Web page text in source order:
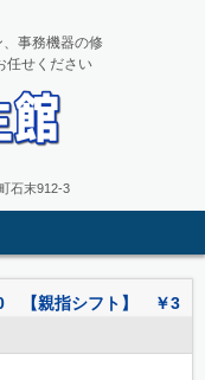
、パソコ
OA再
事務機器の修
任せください
石末912-3
【親指シフト】 ￥3